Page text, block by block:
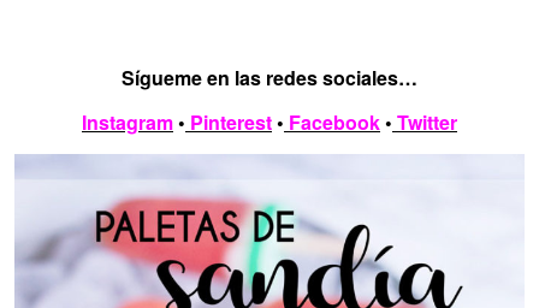
Sígueme en las redes sociales…
Instagram• Pinterest• Facebook• Twitter